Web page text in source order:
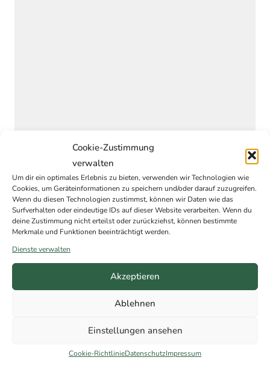
Cookie-Zustimmung
verwalten
Um dir ein optimales Erlebnis zu bieten, verwenden wir Technologien wie
Cookies, um Geräteinformationen zu speichern und/oder darauf zuzugreifen.
Wenn du diesen Technologien zustimmst, können wir Daten wie das
Surfverhalten oder eindeutige IDs auf dieser Website verarbeiten. Wenn du
deine Zustimmung nicht erteilst oder zurückziehst, können bestimmte
Merkmale und Funktionen beeinträchtigt werden.
Dienste verwalten
Akzeptieren
Ablehnen
Einstellungen ansehen
Cookie-RichtlinieDatenschutzImpressum